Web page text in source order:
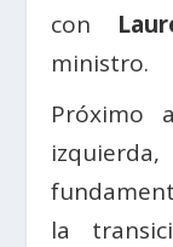
con
ministro.
Próximo
la